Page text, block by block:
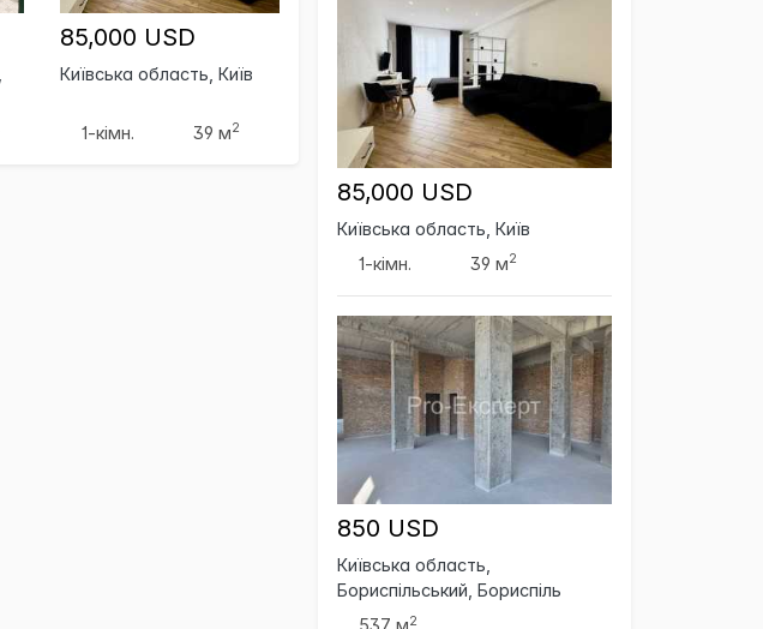
85,000 USD
Київська область, Київ
1-кімн. 39 м2
85,000 USD
Київська область, Київ
1-кімн.
39 м2
850 USD
Київська область,
Бориспільський, Бориспіль
2